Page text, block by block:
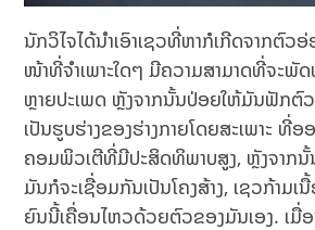
ນັກວິໄຈໄດ້ນຳເອົາເຊວທີ່ຫາກໍເກີດຈາກຕົວ
ໜ້າທີ່ຈຳເພາະໃດໆ ມີຄວາມສາມາດທີ່ຈະພັດ
ຫຼາຍປະເພດ ຫຼັງຈາກນັ້ນປ່ອຍໃຫ້ມັນຟັກຕົວ
ເປັນຮູບຮ່າງຂອງຮ່າງກາຍໂດຍສະເພາະ ທີ່
ຄອມພິວເຕີທີ່ມີປະສິດທິພາບສູງ, ຫຼັງຈາກ
ມັນກໍຈະເຊື່ອມກັນເປັນໂຄງສ້າງ, ເຊວກ້າມເ
ຍົນນີ້ເຄື່ອນໄຫວດ້ວຍຕົວຂອງມັນເອງ. ເມື່